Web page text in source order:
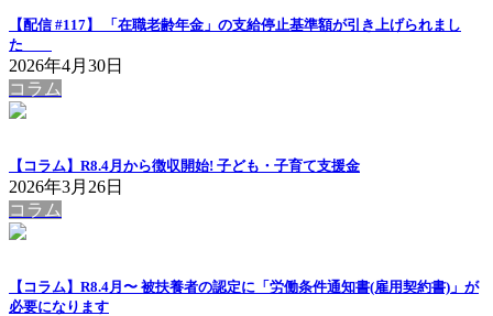
【配信 #117】 「在職老齢年金」の支給停止基準額が引き上げられまし
た
2026年4月30日
コラム
【コラム】R8.4月から徴収開始! 子ども・子育て支援金
2026年3月26日
コラム
【コラム】R8.4月〜 被扶養者の認定に「労働条件通知書(雇用契約書)」が
必要になります